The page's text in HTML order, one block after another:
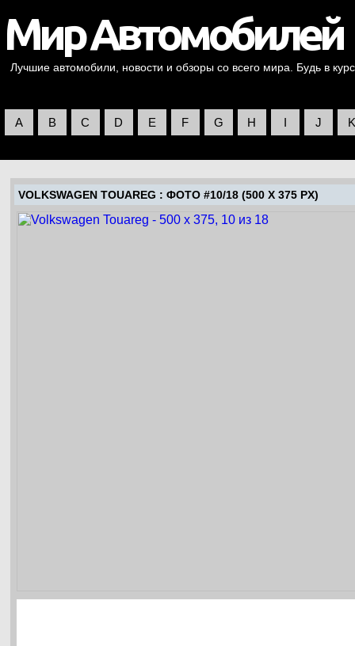
Лучшие автомобили, новости и обзоры со всего мира. Будь в
A B C D E F G H I J K
VOLKSWAGEN TOUAREG : ФОТО #10/18 (500 X 375 PX)